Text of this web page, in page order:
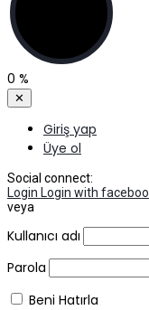
0 %
✕
Giriş yap
Üye ol
Social connect:
Login Login with
veya
Kullanıcı adı
Parola
Beni Hatırla